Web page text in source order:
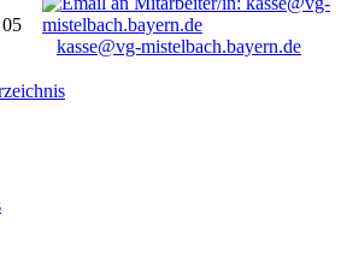
kasse@vg-mistelbach.bayern.de